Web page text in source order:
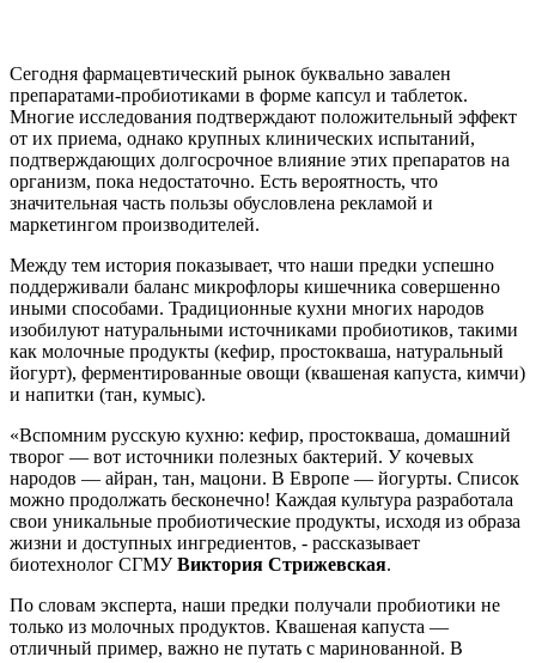
Сегодня фармацевтический рынок буквально завален
препаратами-пробиотиками в форме капсул и таблеток.
Многие исследования подтверждают положительный эффект
от их приема, однако крупных клинических испытаний,
подтверждающих долгосрочное влияние этих препаратов на
организм, пока недостаточно. Есть вероятность, что
значительная часть пользы обусловлена рекламой и
маркетингом производителей.
Между тем история показывает, что наши предки успешно
поддерживали баланс микрофлоры кишечника совершенно
иными способами. Традиционные кухни многих народов
изобилуют натуральными источниками пробиотиков, такими
как молочные продукты (кефир, простокваша, натуральный
йогурт), ферментированные овощи (квашеная капуста, кимчи)
и напитки (тан, кумыс).
«Вспомним русскую кухню: кефир, простокваша, домашний
творог — вот источники полезных бактерий. У кочевых
народов — айран, тан, мацони. В Европе — йогурты. Список
можно продолжать бесконечно! Каждая культура разработала
свои уникальные пробиотические продукты, исходя из образа
жизни и доступных ингредиентов, - рассказывает
биотехнолог СГМУВиктория Стрижевская.
По словам эксперта, наши предки получали пробиотики не
только из молочных продуктов. Квашеная капуста —
отличный пример, важно не путать с маринованной. В